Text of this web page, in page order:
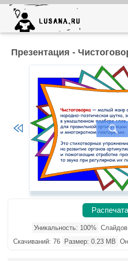
Презентация -
Уникальность: 100%
Скачиваний: 76
Размер: 0.23 MB